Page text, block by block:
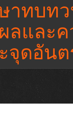
าทบท
ลและ
จุดอัน